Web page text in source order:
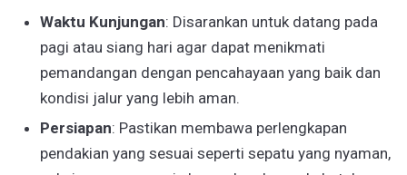
Waktu Kunjungan: Disarankan untuk datang pada
pagi atau siang hari agar dapat menikmati
pemandangan dengan pencahayaan yang baik dan
kondisi jalur yang lebih aman.
Persiapan: Pastikan membawa perlengkapan
pendakian yang sesuai seperti sepatu yang nyaman,